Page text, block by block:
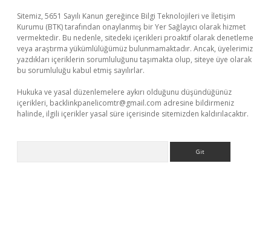
Sitemiz, 5651 Sayılı Kanun gereğince Bilgi Teknolojileri ve İletişim
Kurumu (BTK) tarafından onaylanmış bir Yer Sağlayıcı olarak hizmet
vermektedir. Bu nedenle, sitedeki içerikleri proaktif olarak denetleme
veya araştırma yükümlülüğümüz bulunmamaktadır. Ancak, üyelerimiz
yazdıkları içeriklerin sorumluluğunu taşımakta olup, siteye üye olarak
bu sorumluluğu kabul etmiş sayılırlar.
Hukuka ve yasal düzenlemelere aykırı olduğunu düşündüğünüz
içerikleri, backlinkpanelicomtr@gmail.com adresine bildirmeniz
halinde, ilgili içerikler yasal süre içerisinde sitemizden kaldırılacaktır.